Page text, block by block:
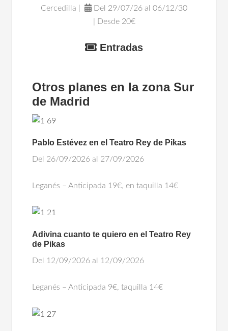
Cercedilla |
Del 29/07/26 al 06/12/30
| Desde 20€
Entradas
Otros planes en la zona Sur
de Madrid
Pablo Estévez en el Teatro Rey de Pikas
Del 26/09/2026 al 27/09/2026
Leganés – Anticipada 19€, en taquilla 14€
Adivina cuanto te quiero en el Teatro Rey
de Pikas
Del 12/09/2026 al 12/09/2026
Leganés – Anticipada 9€, taquilla 14€